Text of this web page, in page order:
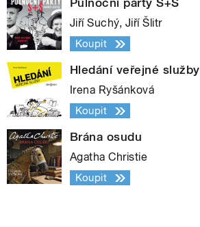
Půlnoční párty S+Š
Jiří Suchý, Jiří Šlitr
Koupit
Hledání veřejné služby
Irena Ryšánková
Koupit
Brána osudu
Agatha Christie
Koupit